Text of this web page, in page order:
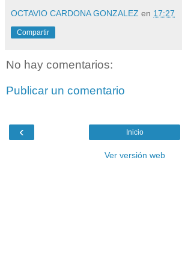
OCTAVIO CARDONA GONZALEZ en 17:27
Compartir
No hay comentarios:
Publicar un comentario
‹ Inicio
Ver versión web